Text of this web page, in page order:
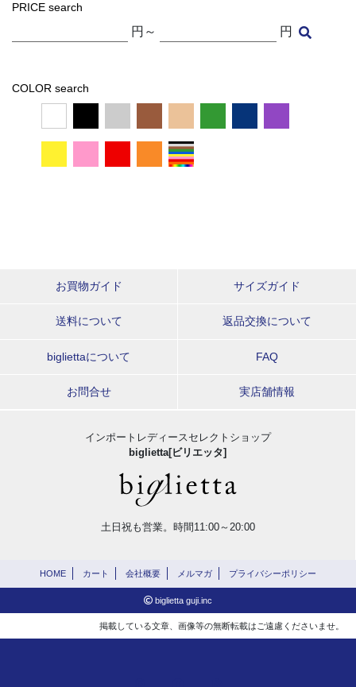
PRICE search
円～ 円
COLOR search
お買物ガイド サイズガイド
送料について 返品交換について
bigliettaについて FAQ
お問合せ 実店舗情報
インポートレディースセレクトショップ
biglietta[ビリエッタ]
土日祝も営業。時間11:00～20:00
HOME カート 会社概要 メルマガ プライバシーポリシー
biglietta guji.inc
掲載している文章、画像等の無断転載はご遠慮くださいませ。